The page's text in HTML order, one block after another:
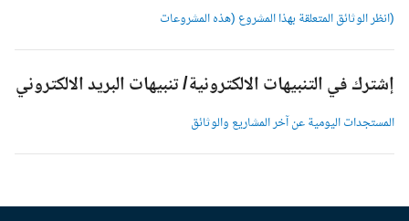
(انظر الوثائق المتعلقة بهذا المشروع (هذه المشروعات
إشترك في التنبيهات الالكترونية/ تنبيهات البريد الالكتروني
المستجدات اليومية عن آخر المشاريع والوثائق